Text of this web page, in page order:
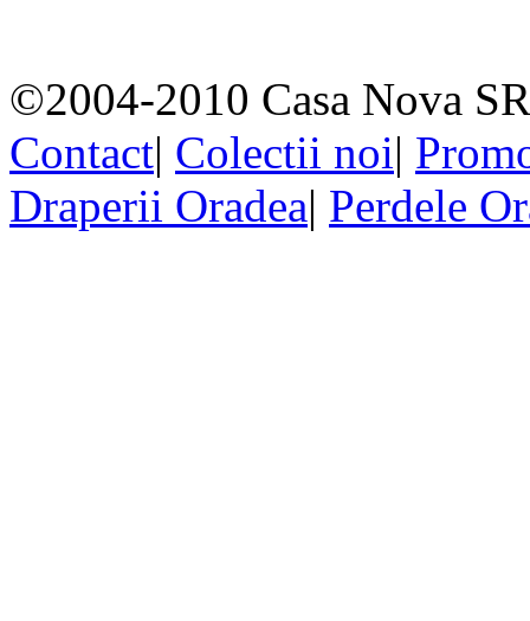
©2004-2010 Casa Nova
Contact| Colectii noi|
Draperii Oradea| Perdele